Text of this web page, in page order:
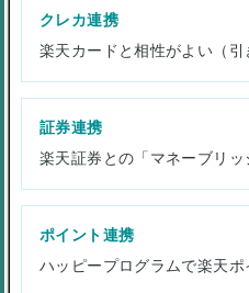
クレカ連携
楽天カードと相性がよい（引
証券連携
楽天証券との「マネーブリッ
ポイント連携
ハッピープログラムで楽天ポ